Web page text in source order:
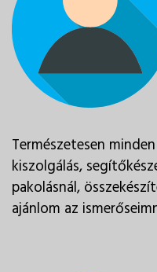
Természetesen
kiszolgálás,
pakolásnál,
ajánlom az